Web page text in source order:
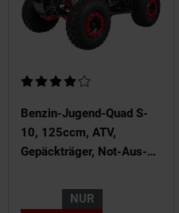
Benzin-Jugend-Quad S-
10, 125ccm, ATV,
Gepäckträger, Not-Aus-
Scheibenbremse
(Metallic/Rot)
Kundenbewertung: 4 von 5
NUR